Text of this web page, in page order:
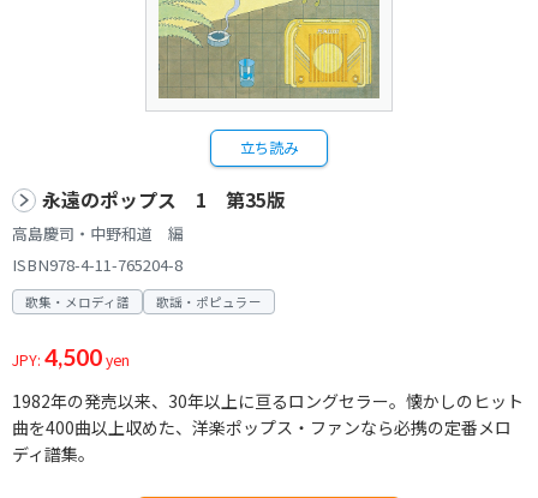
立ち読み
永遠のポップス 1 第35版
高島慶司・中野和道 編
ISBN978-4-11-765204-8
歌集・メロディ譜 歌謡・ポピュラー
JPY: 4,500yen
1982年の発売以来、30年以上に亘るロングセラー。懐かしのヒット
曲を400曲以上収めた、洋楽ポップス・ファンなら必携の定番メロ
ディ譜集。